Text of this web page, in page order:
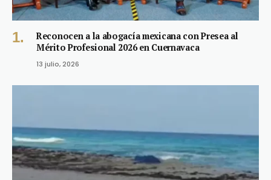
Reconocen a la abogacía mexicana con Presea al
Mérito Profesional 2026 en Cuernavaca
13 julio, 2026